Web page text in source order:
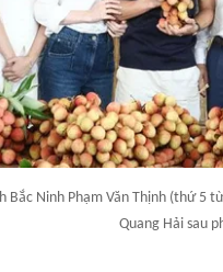
Bắc Ninh Phạm Văn Thịnh (thứ 5
Quang Hải sau